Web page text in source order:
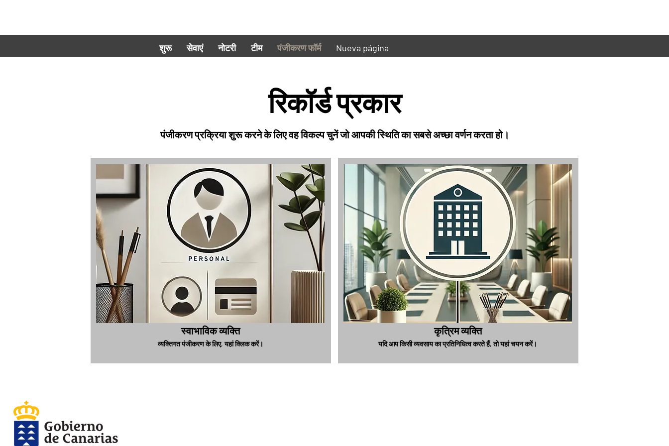
शुरू सेवाएं नोटरी टीम पंजीकरण फॉर्म Nueva página
रिकॉर्ड प्रकार
पंजीकरण प्रक्रिया शुरू करने के लिए वह विकल्प चुनें जो आपकी स्थिति का सबसे अच्छा वर्णन करता हो।
स्वाभाविक व्यक्ति
व्यक्तिगत पंजीकरण के लिए, यहां क्लिक करें।
कृत्रिम व्यक्ति
यदि आप किसी व्यवसाय का प्रतिनिधित्व करते हैं, तो यहां चयन करें।